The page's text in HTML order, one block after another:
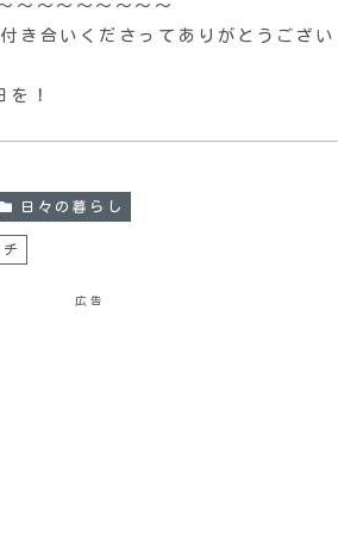
〜〜〜〜〜〜〜〜
き合いくださってありがとうござい
を！
日々の暮らし
広告